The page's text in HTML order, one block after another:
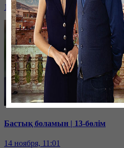
14 ноября, 11:03
Бастық боламын | 13-бөлім
14 ноября, 11:01